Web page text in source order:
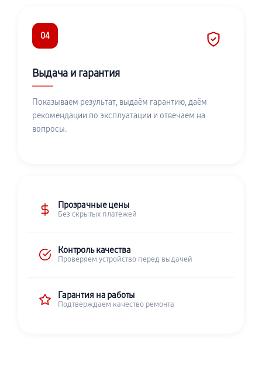
04
Выдача и гарантия
Показываем результат, выдаём гарантию, даём
рекомендации по эксплуатации и отвечаем на
вопросы.
Прозрачные цены
Без скрытых платежей
Контроль качества
Проверяем устройство перед выдачей
Гарантия на работы
Подтверждаем качество ремонта